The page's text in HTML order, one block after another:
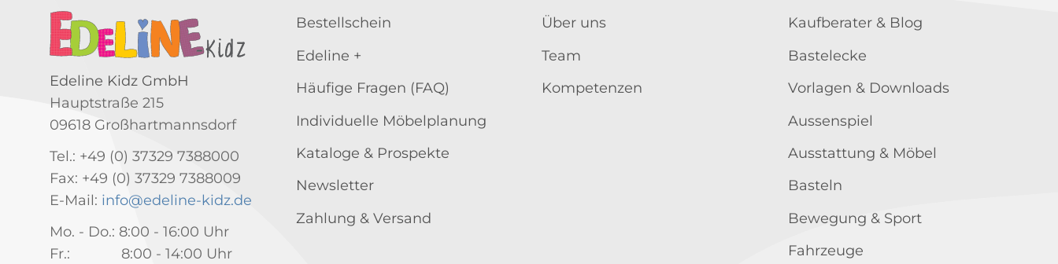
Edeline Kidz GmbH
Hauptstraße 215
09618 Großhartmannsdorf
Tel.: +49 (0) 37329 7388000
Fax: +49 (0) 37329 7388009
E-Mail: info@edeline-kidz.de
Mo. - Do.: 8:00 - 16:00 Uhr
Fr.: 8:00 - 14:00 Uhr
Bestellschein
Edeline +
Häufige Fragen (FAQ)
Individuelle Möbelplanung
Kataloge & Prospekte
Newsletter
Zahlung & Versand
Über uns
Team
Kompetenzen
Kaufberater & Blog
Bastelecke
Vorlagen & Downloads
Aussenspiel
Ausstattung & Möbel
Basteln
Bewegung & Sport
Fahrzeuge